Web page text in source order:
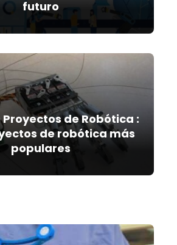
futuro
de Robótica :
de robótica más
populares